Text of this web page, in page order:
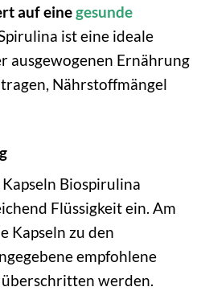
auf einegesunde
ist eine ideale
ausgewogenen Ernährung
Nährstoffmängel
Biospirulina
Flüssigkeit ein. Am
Kapseln zu den
empfohlene
werden.